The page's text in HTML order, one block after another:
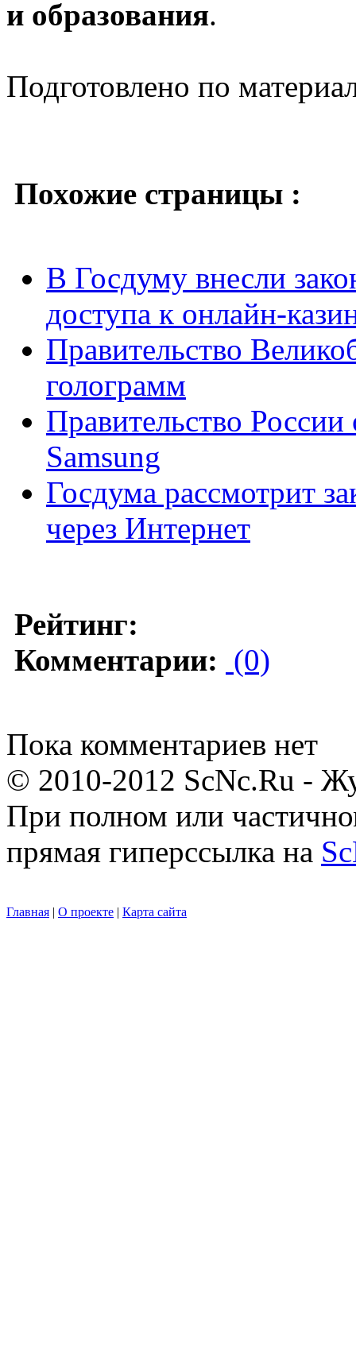
и образования.
Подготовлено по
Похожие страницы :
В Госдуму внесли
доступа к онлайн-
Правительство
голограмм
Правительство России
Samsung
Госдума рассмотрит
через Интернет
Рейтинг:
Комментарии: (0)
Пока комментариев нет
© 2010-2012 ScNc.Ru -
При полном или
прямая гиперссылка на
Главная | О проекте | Карта сайта